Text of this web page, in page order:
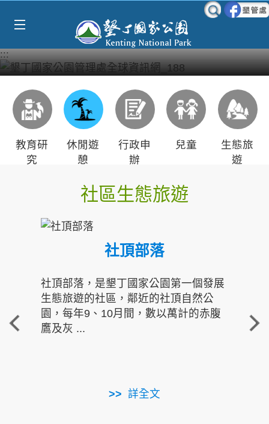
:::
教育研
究
休閒遊
憩
行政申
辦
兒童
生態旅
遊
社區生態旅遊
社頂部落
社頂部落，是墾丁國家公園第一個發展
生態旅遊的社區，鄰近的社頂自然公
園，每年9、10月間，數以萬計的赤腹
鷹及灰 ...
詳全文
重
走進